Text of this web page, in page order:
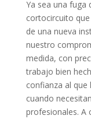
Ya sea una fuga
cortocircuito
de una nueva
nuestro
medida, con
trabajo bien
confianza al que
cuando
profesionales. A